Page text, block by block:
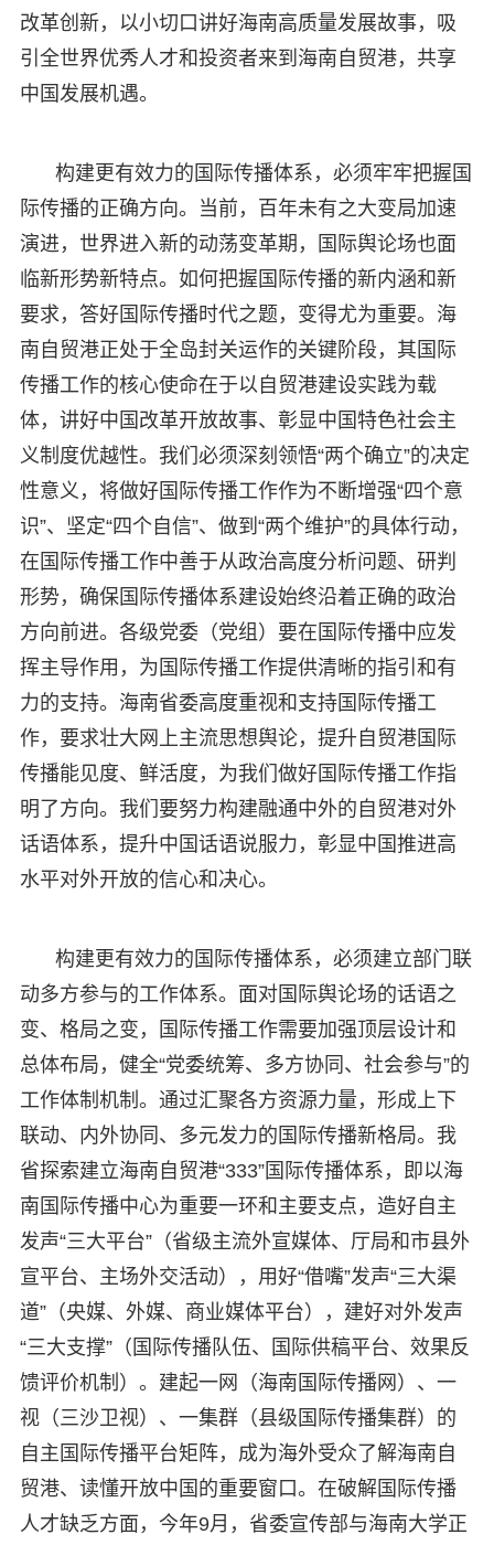
改革创新，以小切口讲好海南高质量发展故事，吸
引全世界优秀人才和投资者来到海南自贸港，共享
中国发展机遇。
构建更有效力的国际传播体系，必须牢牢把握国
际传播的正确方向。当前，百年未有之大变局加速
演进，世界进入新的动荡变革期，国际舆论场也面
临新形势新特点。如何把握国际传播的新内涵和新
要求，答好国际传播时代之题，变得尤为重要。海
南自贸港正处于全岛封关运作的关键阶段，其国际
传播工作的核心使命在于以自贸港建设实践为载
体，讲好中国改革开放故事、彰显中国特色社会主
义制度优越性。我们必须深刻领悟“两个确立”的决定
性意义，将做好国际传播工作作为不断增强“四个意
识”、坚定“四个自信”、做到“两个维护”的具体行动，
在国际传播工作中善于从政治高度分析问题、研判
形势，确保国际传播体系建设始终沿着正确的政治
方向前进。各级党委（党组）要在国际传播中应发
挥主导作用，为国际传播工作提供清晰的指引和有
力的支持。海南省委高度重视和支持国际传播工
作，要求壮大网上主流思想舆论，提升自贸港国际
传播能见度、鲜活度，为我们做好国际传播工作指
明了方向。我们要努力构建融通中外的自贸港对外
话语体系，提升中国话语说服力，彰显中国推进高
水平对外开放的信心和决心。
构建更有效力的国际传播体系，必须建立部门联
动多方参与的工作体系。面对国际舆论场的话语之
变、格局之变，国际传播工作需要加强顶层设计和
总体布局，健全“党委统筹、多方协同、社会参与”的
工作体制机制。通过汇聚各方资源力量，形成上下
联动、内外协同、多元发力的国际传播新格局。我
省探索建立海南自贸港“333”国际传播体系，即以海
南国际传播中心为重要一环和主要支点，造好自主
发声“三大平台”（省级主流外宣媒体、厅局和市县外
宣平台、主场外交活动），用好“借嘴”发声“三大渠
道”（央媒、外媒、商业媒体平台），建好对外发声
“三大支撑”（国际传播队伍、国际供稿平台、效果反
馈评价机制）。建起一网（海南国际传播网）、一
视（三沙卫视）、一集群（县级国际传播集群）的
自主国际传播平台矩阵，成为海外受众了解海南自
贸港、读懂开放中国的重要窗口。在破解国际传播
人才缺乏方面，今年9月，省委宣传部与海南大学正